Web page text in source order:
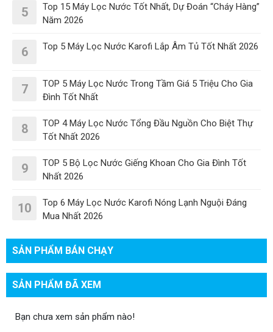
5
Top 15 Máy Lọc Nước Tốt Nhất, Dự Đoán “Cháy Hàng”
Năm 2026
6 Top 5 Máy Lọc Nước Karofi Lắp Âm Tủ Tốt Nhất 2026
7
TOP 5 Máy Lọc Nước Trong Tầm Giá 5 Triệu Cho Gia
Đình Tốt Nhất
8
TOP 4 Máy Lọc Nước Tổng Đầu Nguồn Cho Biệt Thự
Tốt Nhất 2026
9
TOP 5 Bộ Lọc Nước Giếng Khoan Cho Gia Đình Tốt
Nhất 2026
10
Top 6 Máy Lọc Nước Karofi Nóng Lạnh Nguội Đáng
Mua Nhất 2026
SẢN PHẨM BÁN CHẠY
SẢN PHẨM ĐÃ XEM
Bạn chưa xem sản phẩm nào!